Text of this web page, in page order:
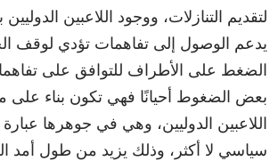
لتقديم التنازلات، ووجود اللاعبين
يدعم الوصول إلى تفاهمات تؤدي لوقف
الضغط على الأطراف للتوافق على
بعض الضغوط أحيانًا فهي تكون بناء على
اللاعبين الدوليين، وهي في جوهرها عبارة
سياسي لا أكثر، وذلك يزيد من طول أمد